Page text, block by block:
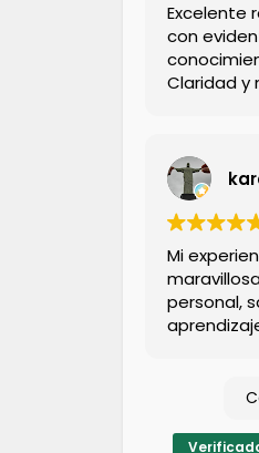
Excelente
con
Claridad y
didáctico
todos los
el
como
serios,
garantiza
100%
Mi
personal,
cualquier
mucho